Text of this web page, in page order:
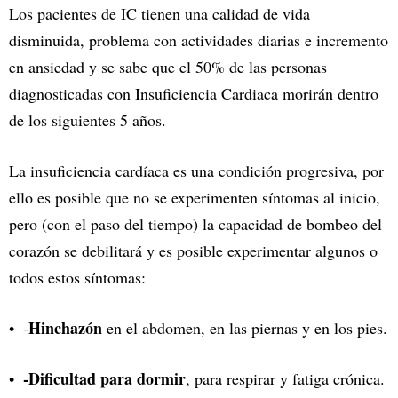
Los pacientes de IC tienen una calidad de vida
disminuida, problema con actividades diarias e incremento
en ansiedad y se sabe que el 50% de las personas
diagnosticadas con Insuficiencia Cardiaca morirán dentro
de los siguientes 5 años.
La insuficiencia cardíaca es una condición progresiva, por
ello es posible que no se experimenten síntomas al inicio,
pero (con el paso del tiempo) la capacidad de bombeo del
corazón se debilitará y es posible experimentar algunos o
todos estos síntomas:
-Hinchazón en el abdomen, en las piernas y en los pies.
-Dificultad para dormir, para respirar y fatiga crónica.